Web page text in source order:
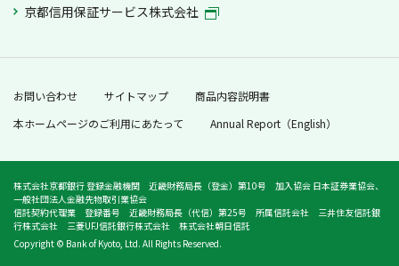
京都信用保証サービス株式会社
お問い合わせ サイトマップ
商品内容説明書
本ホームページのご利用にあたって
Annual Report（English）
株式会社京都銀行 登録金融機関 近畿財務局長（登金）第10号 加入協会 日本証券業協会、
一般社団法人金融先物取引業協会
信託契約代理業 登録番号 近畿財務局長（代信）第25号 所属信託会社 三井住友信託銀
行株式会社 三菱UFJ信託銀行株式会社 株式会社朝日信託
Copyright © Bank of Kyoto, Ltd. All Rights Reserved.